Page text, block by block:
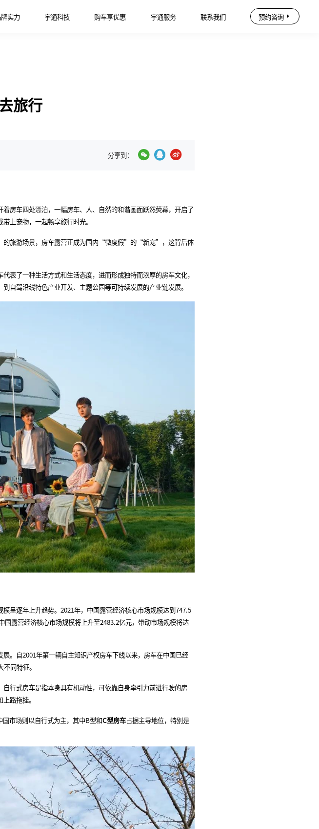
实力 宇通科技 购车享优惠 宇通服务 联系我们 预约咨询
旅行
分享到：
房车四处漂泊，一幅房车、人、自然的和谐画面跃然荧幕，开启了
上宠物，一起畅享旅行时光。
旅游场景，房车露营正成为国内“微度假”的“新宠”，这背后体
了一种生活方式和生活态度，进而形成独特而浓厚的房车文化，
自驾沿线特色产业开发、主题公园等可持续发展的产业链发展。
逐年上升趋势。2021年，中国露营经济核心市场规模达到747.5
露营经济核心市场规模将上升至2483.2亿元，带动市场规模将达
自2001年第一辆自主知识产权房车下线以来，房车在中国已经
同特征。
行式房车是指本身具有机动性，可依靠自身牵引力前进行驶的房
路拖挂。
市场则以自行式为主，其中B型和C型房车占据主导地位，特别是